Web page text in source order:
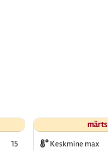
15
märts
Keskmine max